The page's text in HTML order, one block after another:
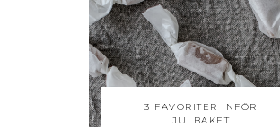
3 FAVORITER INFÖR
JULBAKET